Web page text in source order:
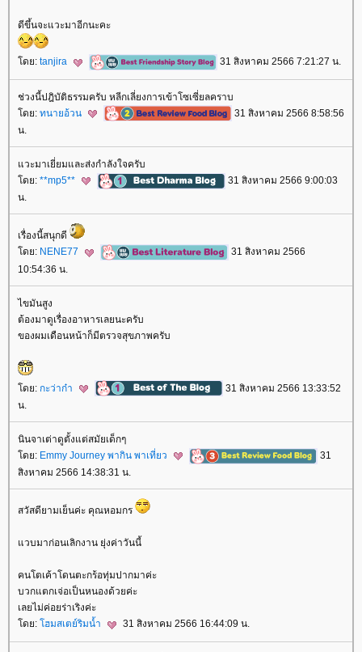
ดีขึ้นจะแวะมาอีกนะคะ
ดย: tanjira 31 สิงหาคม 2566 7:21:27 น.
ช่วงนี้ปฎิบัติธรรมครับ หลีกเลี่ยงการเข้าโซเซี่ยลคราบ
ดย: ทนายอ้วน
31 สิงหาคม 2566 8:58:56
น.
วะมาเยี่ยมและส่งกำลังใจครับ
ดย: **mp5**
31 สิงหาคม 2566 9:00:03
น.
เรื่องนี้สนุกดี
ดย: NENE77
31 สิงหาคม 2566
10:54:36 น.
ไขมันสูง
ต้องมาดูเรื่องอาหารเลยนะครับ
ของผมเดือนหน้าก็มีตรวจสุขภาพครับ
ดย: กะว่าก๋า
31 สิงหาคม 2566 13:33:52
น.
นินจาเต่าดูตั้งแต่สมัยเด็กๆ
ดย: Emmy Journey พากิน พาเที่ยว
31
สิงหาคม 2566 14:38:31 น.
สวัสดียามเย็นค่ะ คุณหอมกร
วบมาก่อนเลิกงาน ยุ่งค่าวันนี้
คนโตเค้าโดนตะกร้อทุ่มปากมาค่ะ
บวกแตกเจ่อเป็นหนองด้วยค่ะ
เลยไม่ค่อยร่าเริงค่ะ
ดย: ฮมสเตย์ริมน้ำ 31 สิงหาคม 2566 16:44:09 น.